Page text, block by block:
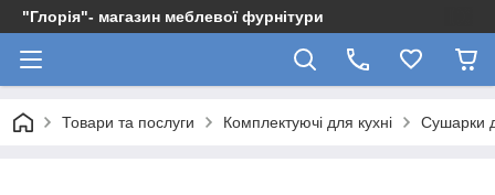
"Глорія"- магазин меблевої фурнітури
Товари та послуги Комплектуючі для кухні Сушарки